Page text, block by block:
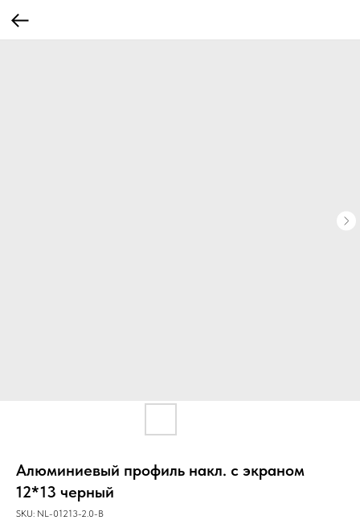
Алюминиевый профиль накл. с экраном
12*13 черный
SKU: NL-01213-2.0-B